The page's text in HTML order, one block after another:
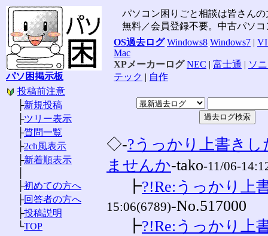
パソ困掲示板
投稿前注意
├新規投稿
├ツリー表示
├質問一覧
├2ch風表示
├新着順表示
├初めての方へ
├回答者の方へ
├投稿説明
└TOP
パソコン困りごと相談は皆さん
無料／会員登録不要。中古パソ
OS過去ログ Windows8 Windows7 |
Mac
XPメーカーログ NEC | 富士通 | ソ
テック | 自作
◇-?うっかり上書き
ませんか-tako-11/06-
┣?!Re:うっかり上
15:06(6789)-No.517000
┣?!Re:うっかり上